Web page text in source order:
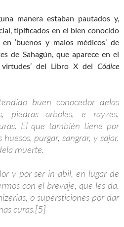
manera estaban pautados y,
tipificados en el bien conocido
‘buenos y malos médicos’ de
de Sahagún, que aparece en el
del Libro X del Códice
buen conocedor delas
piedras arboles, e rayzes,
El que también tiene por
purgar, sangrar, y sajar,
muerte.
y por ser in abil, en lugar de
con el brevaje, que les da.
o supersticiones por dar
curas.[5]